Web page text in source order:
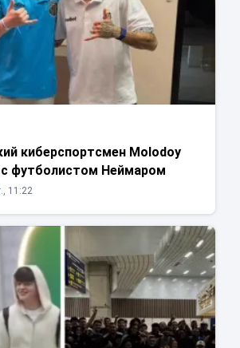
киберспортсмен Molodoy
с футболистом Неймаром
11:22